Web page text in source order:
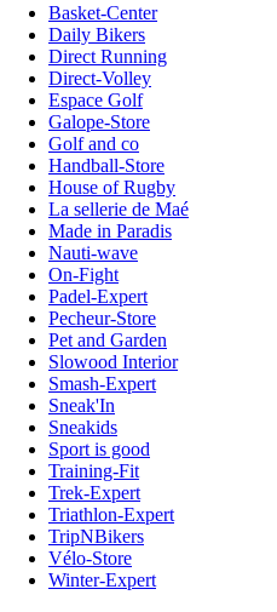
Basket-Center
Daily Bikers
Direct Running
Direct-Volley
Espace Golf
Galope-Store
Golf and co
Handball-Store
House of Rugby
La sellerie de Maé
Made in Paradis
Nauti-wave
On-Fight
Padel-Expert
Pecheur-Store
Pet and Garden
Slowood Interior
Smash-Expert
Sneak'In
Sneakids
Sport is good
Training-Fit
Trek-Expert
Triathlon-Expert
TripNBikers
Vélo-Store
Winter-Expert